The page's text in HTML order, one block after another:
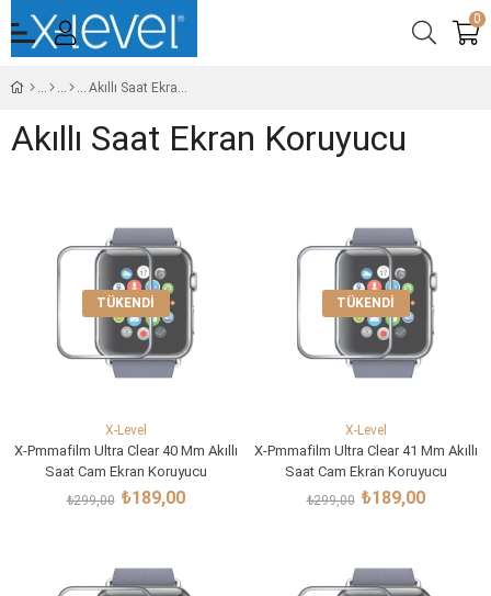
0
Akıllı Saat Ekran Koruyucu
Akıllı Saat Ekran Koruyucu
TÜKENDI
X-Level
X-Pmmafilm Ultra Clear 40 Mm Akıllı
Saat Cam Ekran Koruyucu
₺189,00
₺299,00
TÜKENDI
X-Level
X-Pmmafilm Ultra Clear 41 Mm Akıllı
Saat Cam Ekran Koruyucu
₺189,00
₺299,00